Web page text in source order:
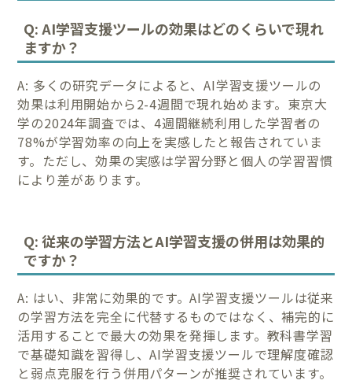
Q: AI学習支援ツールの効果はどのくらいで現れ
ますか？
A: 多くの研究データによると、AI学習支援ツールの
効果は利用開始から2-4週間で現れ始めます。東京大
学の2024年調査では、4週間継続利用した学習者の
78%が学習効率の向上を実感したと報告されていま
す。ただし、効果の実感は学習分野と個人の学習習慣
により差があります。
Q: 従来の学習方法とAI学習支援の併用は効果的
ですか？
A: はい、非常に効果的です。AI学習支援ツールは従来
の学習方法を完全に代替するものではなく、補完的に
活用することで最大の効果を発揮します。教科書学習
で基礎知識を習得し、AI学習支援ツールで理解度確認
と弱点克服を行う併用パターンが推奨されています。